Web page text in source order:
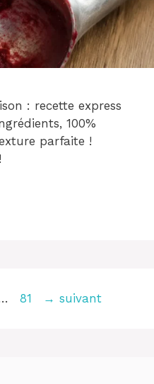
: recette express
100%
parfaite !
Page
81 → suivant